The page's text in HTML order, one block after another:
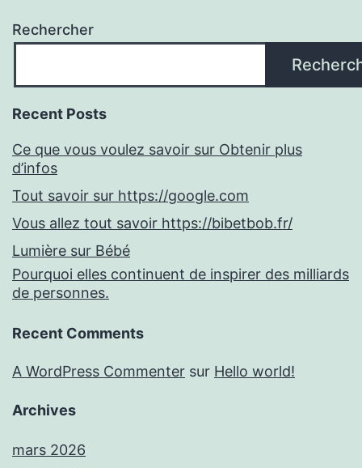
Rechercher
Recent Posts
Ce que vous voulez savoir sur Obtenir plus
d’infos
Tout savoir sur https://google.com
Vous allez tout savoir https://bibetbob.fr/
Lumière sur Bébé
Pourquoi elles continuent de inspirer des milliards
de personnes.
Recent Comments
A WordPress Commenter sur Hello world!
Archives
mars 2026